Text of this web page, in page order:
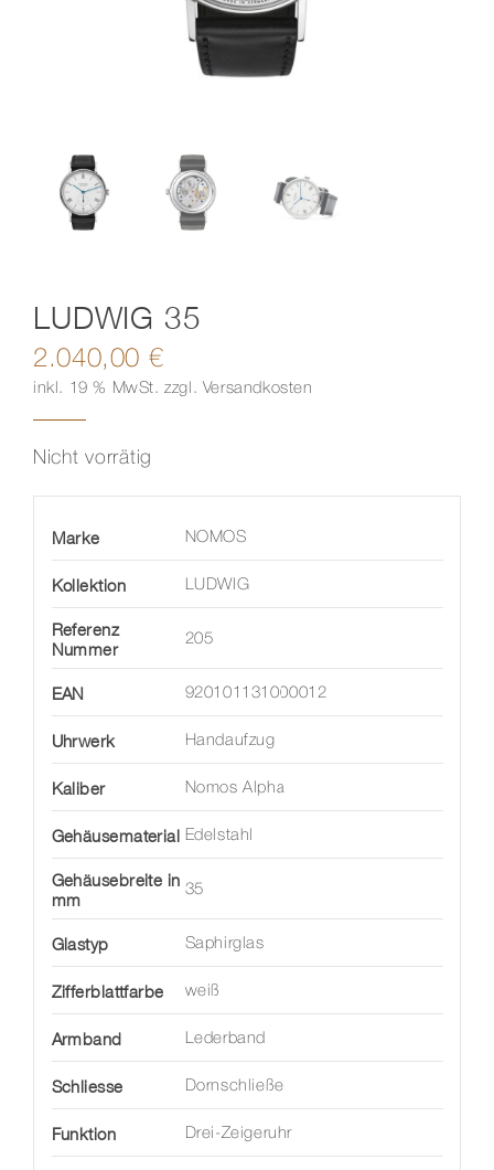
LUDWIG 35
2.040,00 €
inkl. 19 % MwSt. zzgl. Versandkosten
Nicht vorrätig
Marke NOMOS
Kollektion LUDWIG
Referenz
Nummer
205
EAN 920101131000012
Uhrwerk Handaufzug
Kaliber Nomos Alpha
Gehäusematerial Edelstahl
Gehäusebreite in
mm
35
Glastyp Saphirglas
Zifferblattfarbe weiß
Armband Lederband
Schliesse Dornschließe
Funktion Drei-Zeigeruhr